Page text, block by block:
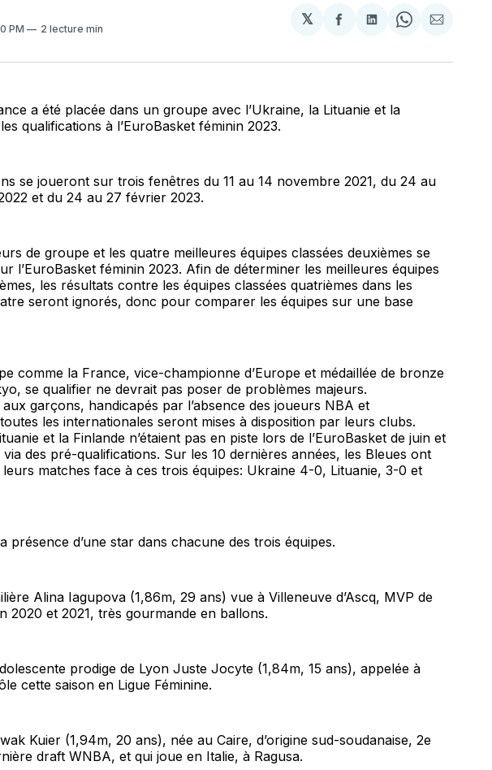
PM 2 lecture min
𝕏
Partager
Facebook
Partager
LinkedIn
Share
WhatsApp
Partager
Courriel
a été placée dans un groupe avec l’Ukraine, la Lituanie et la
qualifications à l’EuroBasket féminin 2023.
se joueront sur trois fenêtres du 11 au 14 novembre 2021, du 24 au
et du 24 au 27 février 2023.
de groupe et les quatre meilleures équipes classées deuxièmes se
l’EuroBasket féminin 2023. Afin de déterminer les meilleures équipes
les résultats contre les équipes classées quatrièmes dans les
seront ignorés, donc pour comparer les équipes sur une base
comme la France, vice-championne d’Europe et médaillée de bronze
se qualifier ne devrait pas poser de problèmes majeurs.
garçons, handicapés par l’absence des joueurs NBA et
les internationales seront mises à disposition par leurs clubs.
et la Finlande n’étaient pas en piste lors de l’EuroBasket de juin et
des pré-qualifications. Sur les 10 dernières années, les Bleues ont
matches face à ces trois équipes: Ukraine 4-0, Lituanie, 3-0 et
présence d’une star dans chacune des trois équipes.
Alina Iagupova (1,86m, 29 ans) vue à Villeneuve d’Ascq, MVP de
2020 et 2021, très gourmande en ballons.
prodige de Lyon Juste Jocyte (1,84m, 15 ans), appelée à
cette saison en Ligue Féminine.
Kuier (1,94m, 20 ans), née au Caire, d’origine sud-soudanaise, 2e
draft WNBA, et qui joue en Italie, à Ragusa.